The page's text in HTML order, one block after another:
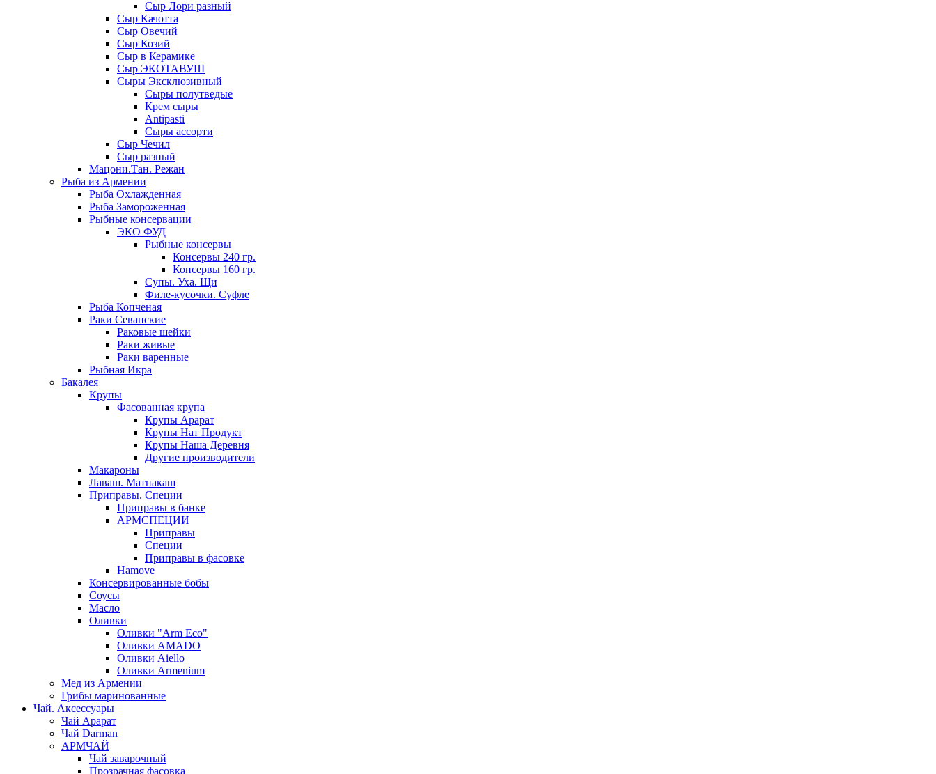
Сыр Лори разный
Сыр Качотта
Сыр Овечий
Сыр Козий
Сыр в Керамике
Сыр ЭКОТАВУШ
Сыры Эксклюзивный
Сыры полутведые
Крем сыры
Antipasti
Сыры ассорти
Сыр Чечил
Сыр разный
Мацони.Тан. Режан
Рыба из Армении
Рыба Охлажденная
Рыба Замороженная
Рыбные консервации
ЭКО ФУД
Рыбные консервы
Консервы 240 гр.
Консервы 160 гр.
Супы. Уха. Щи
Филе-кусочки. Суфле
Рыба Копченая
Раки Севанские
Раковые шейки
Раки живые
Раки варенные
Рыбная Икра
Бакалея
Крупы
Фасованная крупа
Крупы Арарат
Крупы Нат Продукт
Крупы Наша Деревня
Другие производители
Макароны
Лаваш. Матнакаш
Приправы. Специи
Приправы в банке
АРМСПЕЦИИ
Приправы
Специи
Приправы в фасовке
Hamove
Консервированные бобы
Соусы
Масло
Оливки
Оливки "Arm Eco"
Оливки AMADO
Оливки Aiello
Оливки Armenium
Мед из Армении
Грибы маринованные
Чай. Аксессуары
Чай Арарат
Чай Darman
АРМЧАЙ
Чай заварочный
Прозрачная фасовка